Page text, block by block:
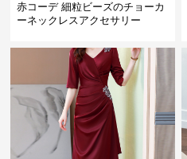
赤コーデ 細粒ビーズのチョーカ
ーネックレスアクセサリー